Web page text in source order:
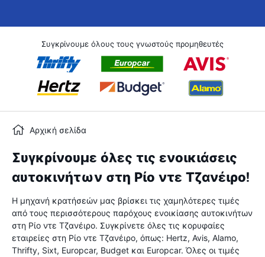
Συγκρίνουμε όλους τους γνωστούς προμηθευτές
Αρχική σελίδα
Συγκρίνουμε όλες τις ενοικιάσεις
αυτοκινήτων στη Ρίο ντε Τζανέιρο!
Η μηχανή κρατήσεών μας βρίσκει τις χαμηλότερες τιμές
από τους περισσότερους παρόχους ενοικίασης αυτοκινήτων
στη Ρίο ντε Τζανέιρο. Συγκρίνετε όλες τις κορυφαίες
εταιρείες στη Ρίο ντε Τζανέιρο, όπως: Hertz, Avis, Alamo,
Thrifty, Sixt, Europcar, Budget και Europcar. Όλες οι τιμές